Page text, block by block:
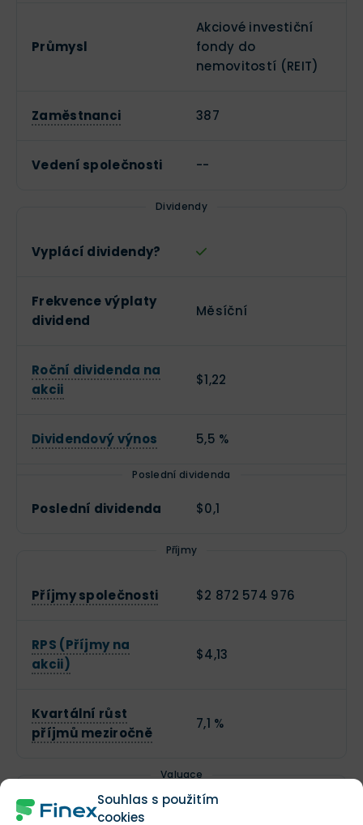
Souhlas s použitím
cookies
Průmysl
Akciové investiční
fondy do
nemovitostí (REIT)
Zaměstnanci 387
Vedení společnosti --
Dividendy
Vyplácí dividendy?
Frekvence výplaty
dividend
Měsíční
Roční dividenda na
akcii
$1,22
Dividendový výnos 5,5 %
Poslední dividenda
Poslední dividenda $0,1
Příjmy
Příjmy společnosti $2 872 574 976
RPS (Příjmy na
akcii)
$4,13
Kvartální růst
příjmů meziročně
7,1 %
Valuace
Tržní kapitalizace